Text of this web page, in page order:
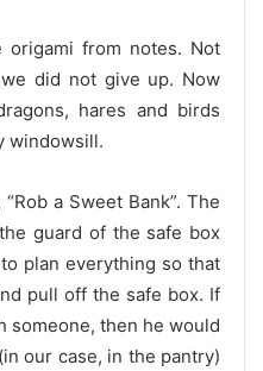
from notes. Not
did not give up. Now
hares and birds
windowsill.
a Sweet Bank”. The
guard of the safe box
plan everything so that
pull off the safe box. If
someone, then he would
our case, in the pantry)